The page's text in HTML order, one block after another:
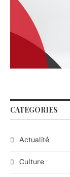
CATEGORIES
Actualité
Culture